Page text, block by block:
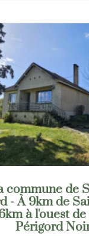
commune de
- À 9km de
à l'ouest
Périgord